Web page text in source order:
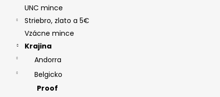
UNC mince
Striebro, zlato a 5€
Vzácne mince
Krajina
Andorra
Belgicko
Proof